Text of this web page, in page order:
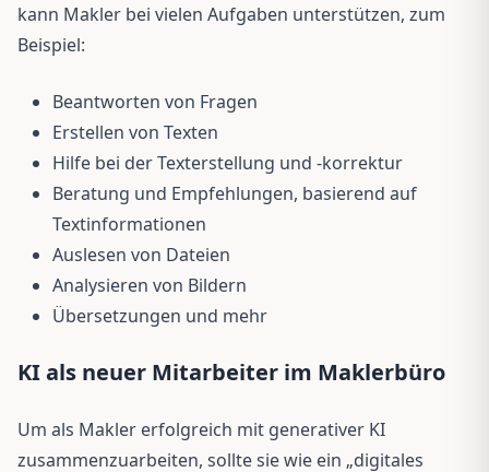
kann Makler bei vielen Aufgaben unterstützen, zum
Beispiel:
Beantworten von Fragen
Erstellen von Texten
Hilfe bei der Texterstellung und -korrektur
Beratung und Empfehlungen, basierend auf
Textinformationen
Auslesen von Dateien
Analysieren von Bildern
Übersetzungen und mehr
KI als neuer Mitarbeiter im Maklerbüro
Um als Makler erfolgreich mit generativer KI
zusammenzuarbeiten, sollte sie wie ein „digitales